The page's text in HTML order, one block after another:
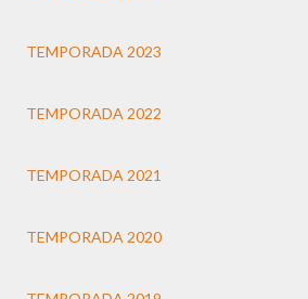
TEMPORADA 2023
TEMPORADA 2022
TEMPORADA 2021
TEMPORADA 2020